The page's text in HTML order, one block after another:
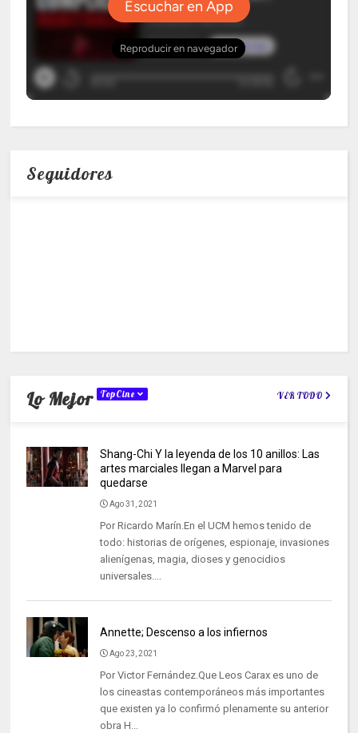
Seguidores
Lo Mejor TopCine VER TODO
Shang-Chi Y la leyenda de los 10 anillos: Las
artes marciales llegan a Marvel para
quedarse
Ago 31, 2021
Por Ricardo Marín.En el UCM hemos tenido de
todo: historias de orígenes, espionaje, invasiones
alienígenas, magia, dioses y genocidios
universales....
Annette; Descenso a los infiernos
Ago 23, 2021
Por Victor Fernández.Que Leos Carax es uno de
los cineastas contemporáneos más importantes
que existen ya lo confirmó plenamente su anterior
obra H...